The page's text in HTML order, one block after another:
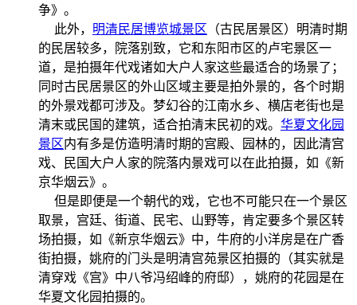
争》。
此外， 明清民居博览城景区 （古民居景区）明清时期
的民居较多，院落别致，它和东阳市区的卢宅景区一
道，是拍摄年代戏诸如大户人家这些最适合的场景了；
同时古民居景区的外山区域主要是拍外景的，各个时期
的外景戏都可涉及。梦幻谷的江南水乡、横店老街也是
清末或民国的建筑，适合拍清末民初的戏。 华夏文化园
景区内有多是仿造明清时期的宫殿、园林的，因此清宫
戏、民国大户人家的院落内景戏可以在此拍摄，如《新
京华烟云》。
但是即便是一个朝代的戏，它也不可能只在一个景区
取景，宫廷、街道、民宅、山野等，肯定要多个景区转
场拍摄，如《新京华烟云》中，牛府的小洋房是在广香
街拍摄，姚府的门头是明清宫苑景区拍摄的（其实就是
清穿戏《宫》中八爷冯绍峰的府邸），姚府的花园是在
华夏文化园拍摄的。